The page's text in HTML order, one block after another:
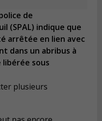
de
(SPAL) indique que
arrêtée en lien avec
dans un abribus à
sous
plusieurs